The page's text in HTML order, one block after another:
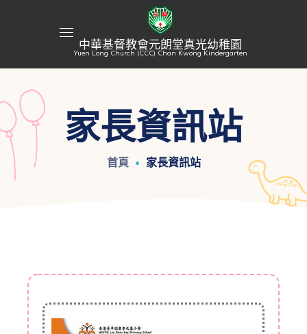
中華基督教會元朗堂真光幼稚園
Yuen Long Church (CCC) Chan Kwong Kindergarten
家長資訊站
首頁 家長資訊站